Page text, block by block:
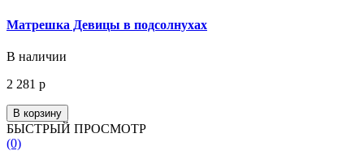
Матрешка Девицы в подсолнухах
В наличии
2 281 р
В корзину
БЫСТРЫЙ ПРОСМОТР
(0)